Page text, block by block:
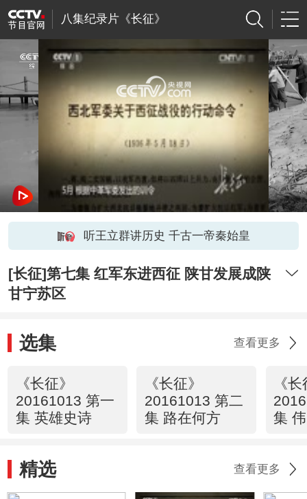
八集纪录片《长征》
听王立群讲历史 千古一帝秦始皇
[长征]第七集 红军东进西征 陕甘发展成陕
甘宁苏区
选集 查看更多
《长征》
20161013 第一
集 英雄史诗
《长征》
20161013 第二
集 路在何方
《
集
精选 查看更多